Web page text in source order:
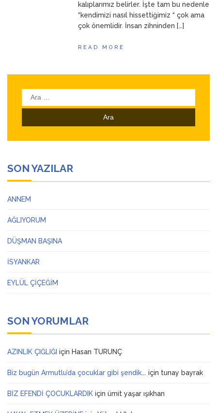
kalıplarımız belirler. İşte tam bu nedenle
“kendimizi nasıl hissettiğimiz “ çok ama
çok önemlidir. İnsan zihninden […]
READ MORE
Arama:
SON YAZILAR
ANNEM
AĞLIYORUM
DÜŞMAN BAŞINA
İSYANKAR
EYLÜL ÇİÇEĞİM
SON YORUMLAR
AZINLIK ÇIĞLIĞI için Hasan TURUNÇ
Biz bugün Armutlu’da çocuklar gibi şendik…. için tunay bayrak
BİZ EFENDİ ÇOCUKLARDIK için ümit yaşar ışıkhan